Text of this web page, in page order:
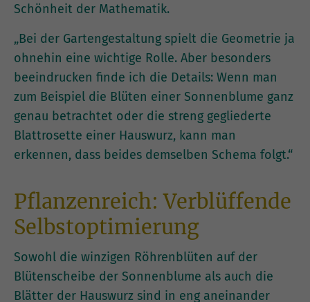
Schönheit der Mathematik.
„Bei der Gartengestaltung spielt die Geometrie ja
ohnehin eine wichtige Rolle. Aber besonders
beeindrucken finde ich die Details: Wenn man
zum Beispiel die Blüten einer Sonnenblume ganz
genau betrachtet oder die streng gegliederte
Blattrosette einer Hauswurz, kann man
erkennen, dass beides demselben Schema folgt.“
Pflanzenreich: Verblüffende
Selbstoptimierung
Sowohl die winzigen Röhrenblüten auf der
Blütenscheibe der Sonnenblume als auch die
Blätter der Hauswurz sind in eng aneinander